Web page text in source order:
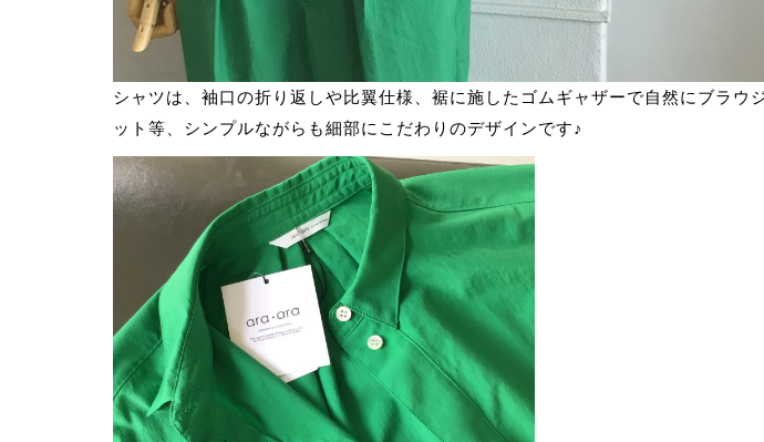
シャツは、袖口の折り返しや比翼仕様、裾に施したゴムギャザーで自然にブラウ
ット等、シンプルながらも細部にこだわりのデザインです♪